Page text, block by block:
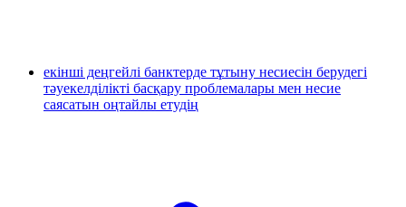
екiншi деңгейлi банктерде тұтыну несиесiн берудегі
тәуекелдiлiкті басқару проблемалары мен несие
саясатын оңтайлы етудiң